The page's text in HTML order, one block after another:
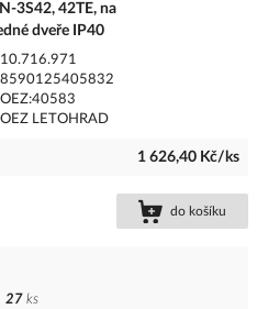
3S42, 42TE, na
dveře IP40
10.716.971
8590125405832
OEZ:40583
OEZ LETOHRAD
1 626,40 Kč/ks
do košíku
27 ks